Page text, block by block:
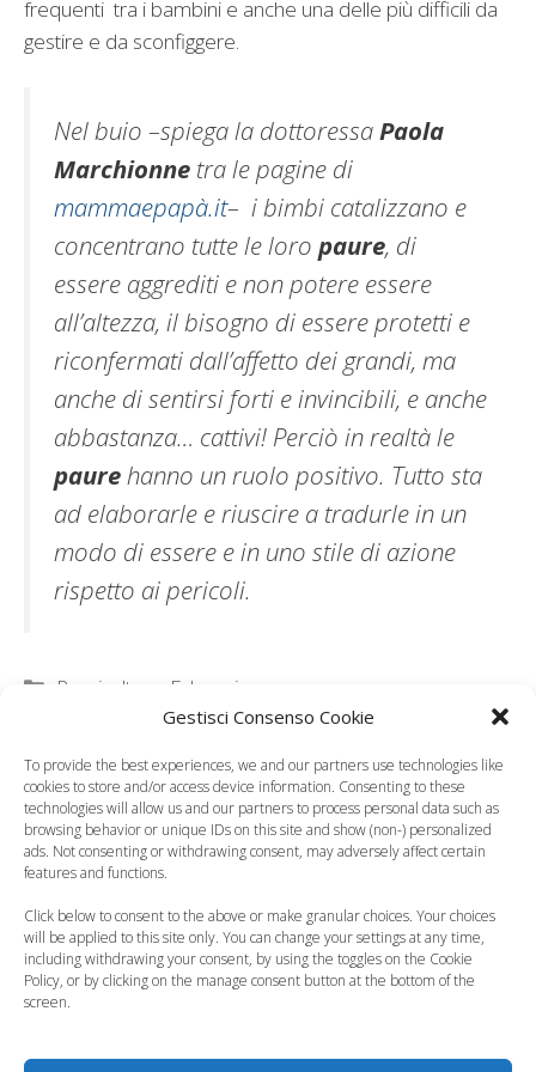
Gestisci Consenso Cookie
To provide the best experiences, we and our partners use technologies like
cookies to store and/or access device information. Consenting to these
technologies will allow us and our partners to process personal data such as
browsing behavior or unique IDs on this site and show (non-) personalized
ads. Not consenting or withdrawing consent, may adversely affect certain
features and functions.
Click below to consent to the above or make granular choices. Your choices
will be applied to this site only. You can change your settings at any time,
including withdrawing your consent, by using the toggles on the Cookie
Policy, or by clicking on the manage consent button at the bottom of the
screen.
frequenti tra i bambini e anche una delle più difficili da
gestire e da sconfiggere.
Nel buio –spiega la dottoressaPaola
Marchionne tra le pagine di
mammaepapà.it– i bimbi catalizzano e
concentrano tutte le loro paure, di
essere aggrediti e non potere essere
all’altezza, il bisogno di essere protetti e
riconfermati dall’affetto dei grandi, ma
anche di sentirsi forti e invincibili, e anche
abbastanza… cattivi! Perciò in realtà le
paurehanno un ruolo positivo. Tutto sta
ad elaborarle e riuscire a tradurle in un
modo di essere e in uno stile di azione
rispetto ai pericoli.
Categorie
Puericultura, Educazione
Le paure dei bambini, come
gestirle